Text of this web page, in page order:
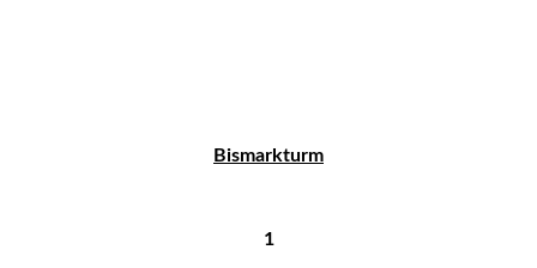
Bismarkturm
1